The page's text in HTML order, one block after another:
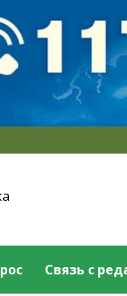
Связь с